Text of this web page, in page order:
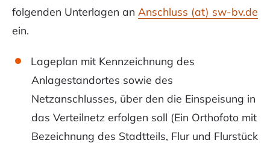
folgenden Unterlagen an Anschluss (at) sw-bv.de
ein.
Lageplan mit Kennzeichnung des
Anlagestandortes sowie des
Netzanschlusses, über den die Einspeisung in
das Verteilnetz erfolgen soll (Ein Orthofoto mit
Bezeichnung des Stadtteils, Flur und Flurstück